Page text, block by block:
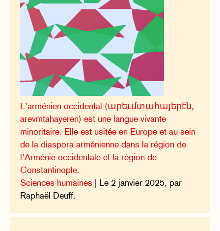
L’arménien occidental (արեւմտահայերէն,
arevmtahayeren) est une langue vivante
minoritaire. Elle est usitée en Europe et au sein
de la diaspora arménienne dans la région de
l’Arménie occidentale et la région de
Constantinople.
Sciences humaines | Le 2 janvier 2025, par
Raphaël Deuff.